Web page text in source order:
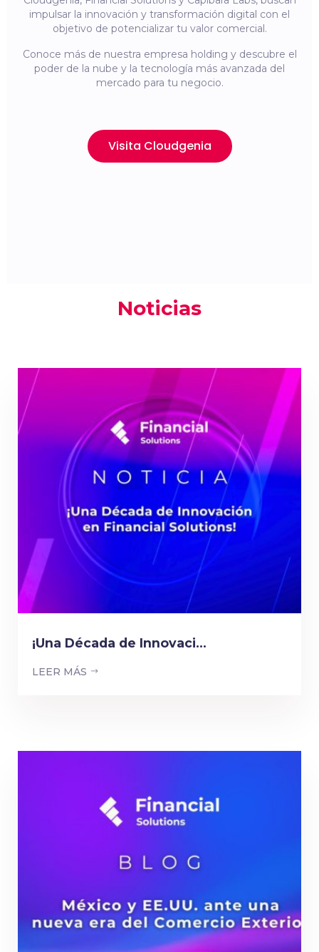
impulsar la innovación y transformación digital con el
objetivo de potencializar tu valor comercial.
Conoce más de nuestra empresa holding y descubre el
poder de la nube y la tecnología más avanzada del
mercado para tu negocio.
Visita Cloudgenia
Noticias
¡Una Década de Innovaci...
LEER MÁS